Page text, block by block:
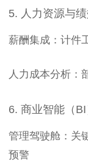
5. 人力资源与
薪酬集成：计件
人力成本分析：
6. 商业智能（BI
管理驾驶舱：关
预警